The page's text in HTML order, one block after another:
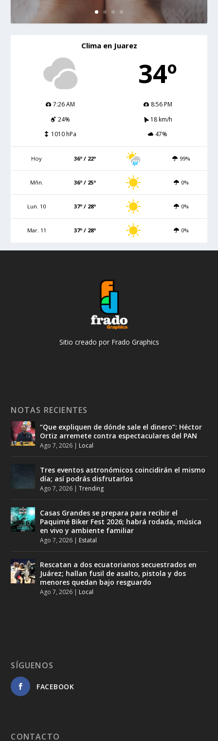
Clima en Juarez
34º
7:26 AM
8:56 PM
24%
18 km/h
1010 hPa
47%
Hoy 36º / 22º 99%
Mñn. 36º / 25º 0%
Lun. 10 37º / 28º 0%
Mar. 11 37º / 28º 0%
Sitio creado por Frado Graphics
NOTAS RECIENTES
“Que expliquen de dónde sale el dinero”: Héctor
Ortiz arremete contra espectaculares del PAN
Ago 7, 2026 | Local
Tres eventos astronómicos coincidirán el mismo
día; así podrás disfrutarlos
Ago 7, 2026 |Trending
Casas Grandes se prepara para recibir el
Paquimé Biker Fest 2026; habrá rodada, música
en vivo y ambiente familiar
Ago 7, 2026 | Estatal
Rescatan a dos ecuatorianos secuestrados en
Juárez; hallan fusil de asalto, pistola y dos
menores quedan bajo resguardo
Ago 7, 2026 | Local
SÍGUENOS
FACEBOOK
CONTACTO